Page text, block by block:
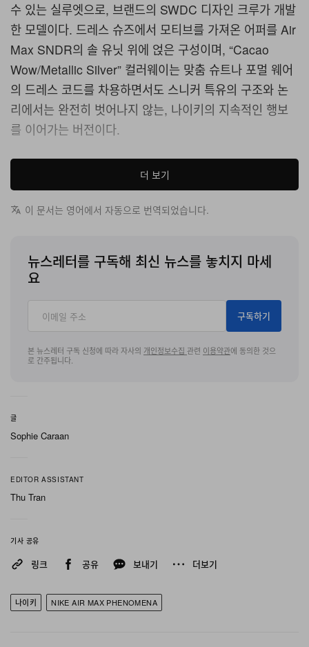
수 있는 실루엣으로, 브랜드의 SWDC 디자인 크루가 개발
한 모델이다. 드레스 슈즈에서 모티브를 가져온 어퍼를 Air
Max SNDR의 솔 유닛 위에 얹은 구성이며, “Cacao
Wow/Metallic Silver” 컬러웨이는 맞춤 슈트나 포멀 웨어
의 드레스 코드를 차용하면서도 스니커 특유의 구조와 논
리에서는 완전히 벗어나지 않는, 나이키의 지속적인 행보
를 이어가는 버전이다.
Air Max SNDR와의 솔 유닛 공유는 Phenomena를 규정
하는 가장 읽기 쉬운 테크니컬 디테일이다. 로 프로파일
Air 유닛과 깨끗한 툴링을 중심으로 한 비교적 최근 나이키
깝게 놓이는 베이스를 제공하며, 이는 로퍼 실루엣을 완성
하려는 어퍼 콘셉트와도 잘 맞아떨어진다. 이 조합을 통해
리드로 자리매김한다. 솔은 한눈에 알아볼 수 있는 나이키
Air Max의 DNA를 품고, 어퍼는 로퍼에서 파생된 형태를
통해 그 기대를 의도적으로 비껴간다.
분명한 크리에이티브 방향성을 부여한다. 이 슈즈를 ‘로퍼
복각’이 아닌 ‘나이키식 로퍼 해석’으로 규정함으로써, 슬립
일을 참조하면서도 스니커 특유의 제작 관례와 구조를 유
지할 수 있는 여지를 확보한 것이다. 그 결과물은 기능성 퍼
어올리려는 나이키의 더 큰 흐름 안에 자연스럽게 놓인다.
톤의 어퍼에 메탈릭 실버 디테일을 더해, 지나치게 포멀한
더 보기
이 문서는 영어에서 자동으로 번역되었습니다.
뉴스레터를 구독해 최신 뉴스를 놓치지 마세
요
구독하기
본 뉴스레터 구독 신청에 따라 자사의 개인정보수집 관련 이용약관에 동의한 것으
로 간주됩니다.
글
Sophie Caraan
EDITOR ASSISTANT
Thu Tran
기사 공유
링크 공유 보내기 더보기
나이키 NIKE AIR MAX PHENOMENA